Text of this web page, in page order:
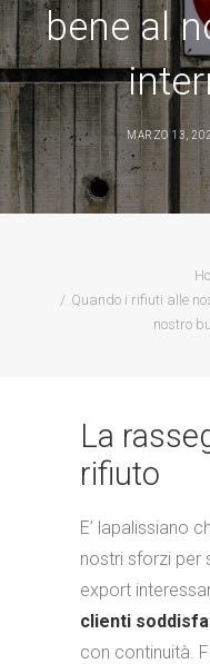
bene al
MARZO 13,
Quando i rifiuti alle
nostro
La
rifiuto
E’ lapalissiano
nostri sforzi per
export
clienti
con continuità.